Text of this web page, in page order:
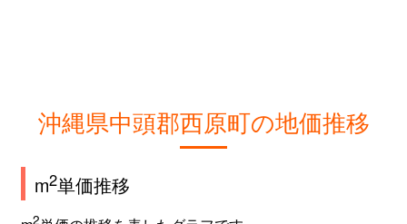
沖縄県中頭郡西原町の地価推移
m2単価推移
2